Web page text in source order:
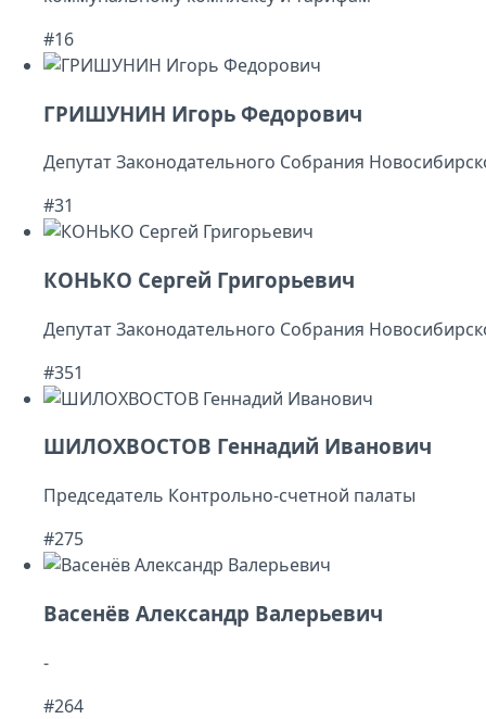
#16
ГРИШУНИН Игорь Федорович
Депутат Законодательного Собрания
#31
КОНЬКО Сергей Григорьевич
Депутат Законодательного Собрания
#351
ШИЛОХВОСТОВ Геннадий Иванович
Председатель Контрольно-счетной палаты
#275
Васенёв Александр Валерьевич
-
#264